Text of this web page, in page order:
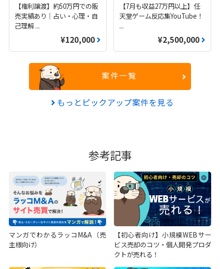
【権利譲渡】約50万円での販
売実績あり｜占い・心理・自
己理解...
¥120,000
【7月も収益27万円以上】任
天堂ゲーム反応集YouTube！
...
¥2,500,000
案件一覧
もっとピックアップ案件を見る
参考記事
マンガでわかるラッコM&A（売
主様向け）
【初心者向け】小規模WEBサー
ビス売却のコツ・個人開発プロダ
クトが売れる！